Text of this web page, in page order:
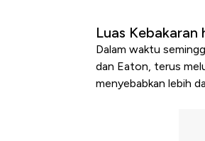
Luas
Dalam waktu
dan Eaton, terus
menyebabkan lebih